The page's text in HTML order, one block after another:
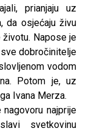
prianjaju uz
da osjećaju živu
Napose je
dobročinitelje
vodom
Potom je, uz
Ivana Merza.
najprije
svetkovinu